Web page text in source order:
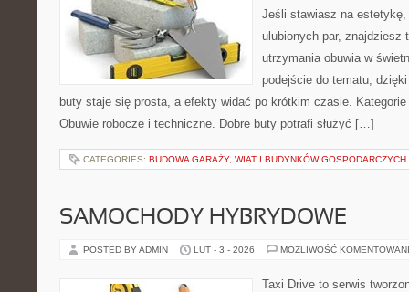
Jeśli stawiasz na estetykę,
ulubionych par, znajdziesz
utrzymania obuwia w
podejście do tematu,
buty staje się prosta, a efekty widać po krótkim czasie.
Obuwie robocze i techniczne. Dobre buty potrafi służyć […]
CATEGORIES: BUDOWA GARAŻY, WIAT I BUDYNKÓW GOSPODARCZYCH
SAMOCHODY HYBRYDOWE
POSTED BY ADMIN LUT - 3 - 2026 MOŻLIWOŚĆ
Taxi Drive to serwis